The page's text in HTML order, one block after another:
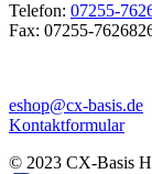
Telefon: 07255-
Fax: 07255-
eshop@cx-basis.de
Kontaktformular
© 2023 CX-Basis